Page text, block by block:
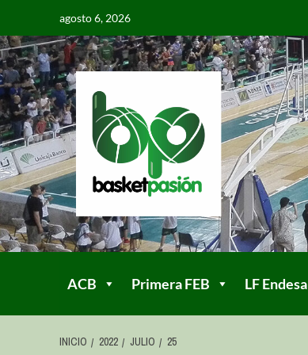
agosto 6, 2026
ACB Primera FEB LF Endesa
INICIO 2022 JULIO 25